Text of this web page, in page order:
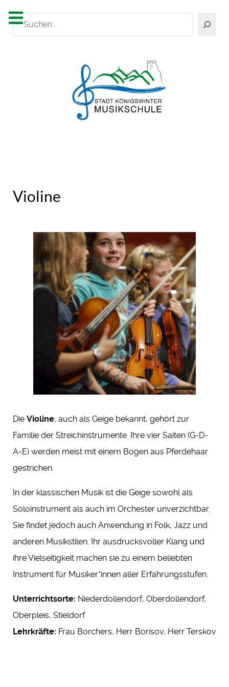
Suchen
Violine
Die Violine, auch als Geige bekannt, gehört zur
Familie der Streichinstrumente. Ihre vier Saiten (G-D-
A-E) werden meist mit einem Bogen aus Pferdehaar
gestrichen.
In der klassischen Musik ist die Geige sowohl als
Soloinstrument als auch im Orchester unverzichtbar.
Sie findet jedoch auch Anwendung in Folk, Jazz und
anderen Musikstilen. Ihr ausdrucksvoller Klang und
ihre Vielseitigkeit machen sie zu einem beliebten
Instrument für Musiker*innen aller Erfahrungsstufen.
Unterrichtsorte: Niederdollendorf, Oberdollendorf,
Oberpleis, Stieldorf
Lehrkräfte: Frau Borchers, Herr Borisov, Herr Terskov